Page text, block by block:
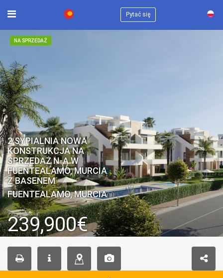
Pytać się
NA SPRZEDAŻ
2 SYPIALNIA NOWA
KONSTRUKCJA NA
SPRZEDAŻ N-A W
FUENTEALAMO, MURCIA
Z BASENEM
FUENTEALAMO, MURCIA
239,900€